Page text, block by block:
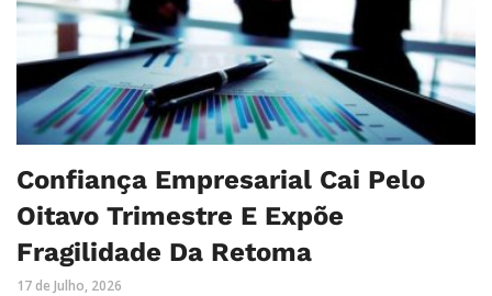
Confiança Empresarial Cai Pelo
Oitavo Trimestre E Expõe
Fragilidade Da Retoma
17 de Julho, 2026